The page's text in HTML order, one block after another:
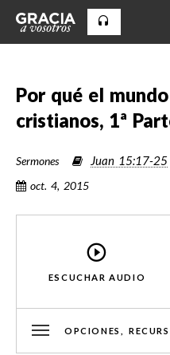
Por qué el
cristianos, 1ª
Sermones Juan 15:17-25
oct. 4, 2015
ESCUCHAR AUDIO
OPCIONES,